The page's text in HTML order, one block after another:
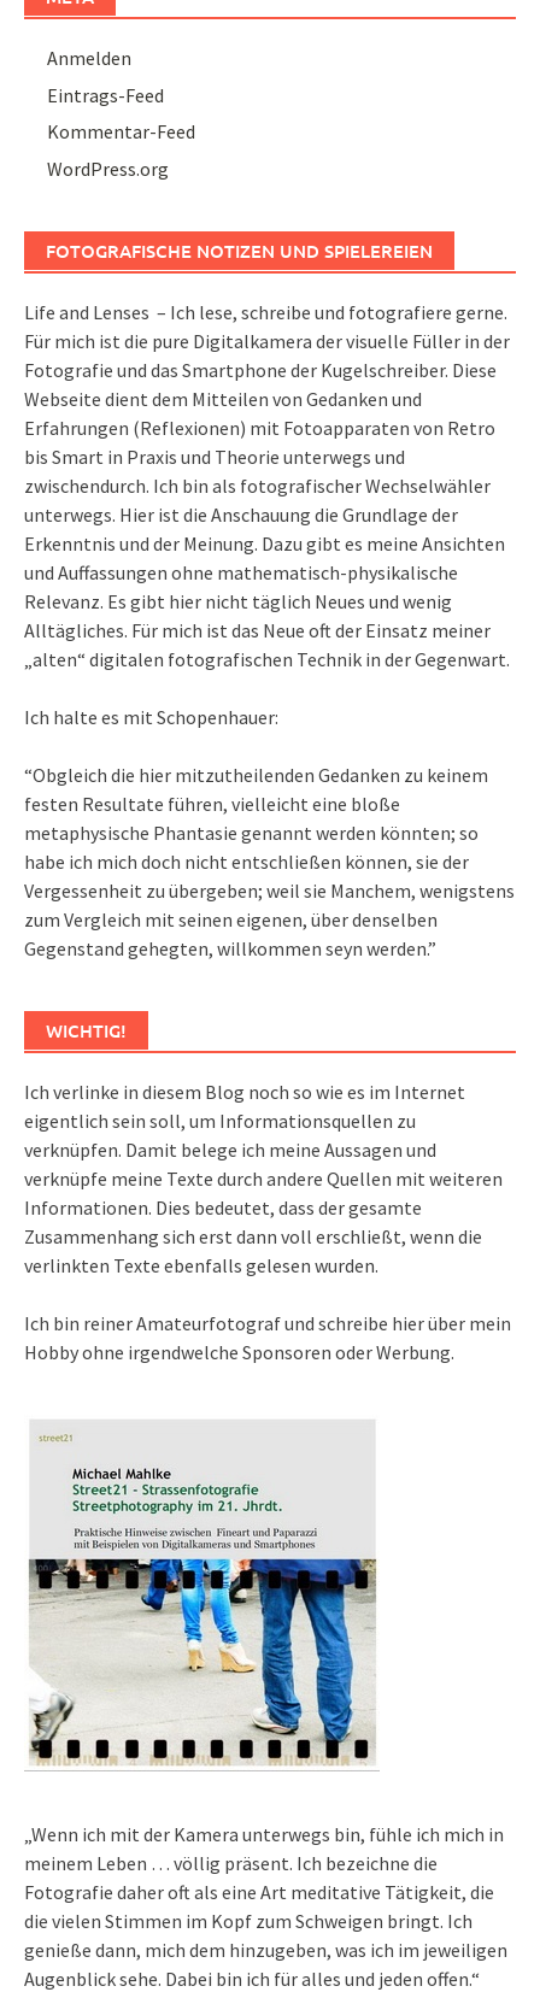
Anmelden
Eintrags-Feed
Kommentar-Feed
WordPress.org
FOTOGRAFISCHE NOTIZEN UND SPIELEREIEN
Life and Lenses – Ich lese, schreibe und fotografiere gerne.
Für mich ist die pure Digitalkamera der visuelle Füller in der
Fotografie und das Smartphone der Kugelschreiber. Diese
Webseite dient dem Mitteilen von Gedanken und
Erfahrungen (Reflexionen) mit Fotoapparaten von Retro
bis Smart in Praxis und Theorie unterwegs und
zwischendurch. Ich bin als fotografischer Wechselwähler
unterwegs. Hier ist die Anschauung die Grundlage der
Erkenntnis und der Meinung. Dazu gibt es meine Ansichten
und Auffassungen ohne mathematisch-physikalische
Relevanz. Es gibt hier nicht täglich Neues und wenig
Alltägliches. Für mich ist das Neue oft der Einsatz meiner
„alten“ digitalen fotografischen Technik in der Gegenwart.
Ich halte es mit Schopenhauer:
“Obgleich die hier mitzutheilenden Gedanken zu keinem
festen Resultate führen, vielleicht eine bloße
metaphysische Phantasie genannt werden könnten; so
habe ich mich doch nicht entschließen können, sie der
Vergessenheit zu übergeben; weil sie Manchem, wenigstens
zum Vergleich mit seinen eigenen, über denselben
Gegenstand gehegten, willkommen seyn werden.”
WICHTIG!
Ich verlinke in diesem Blog noch so wie es im Internet
eigentlich sein soll, um Informationsquellen zu
verknüpfen. Damit belege ich meine Aussagen und
verknüpfe meine Texte durch andere Quellen mit weiteren
Informationen. Dies bedeutet, dass der gesamte
Zusammenhang sich erst dann voll erschließt, wenn die
verlinkten Texte ebenfalls gelesen wurden.
Ich bin reiner Amateurfotograf und schreibe hier über mein
Hobby ohne irgendwelche Sponsoren oder Werbung.
„Wenn ich mit der Kamera unterwegs bin, fühle ich mich in
meinem Leben … völlig präsent. Ich bezeichne die
Fotografie daher oft als eine Art meditative Tätigkeit, die
die vielen Stimmen im Kopf zum Schweigen bringt. Ich
genieße dann, mich dem hinzugeben, was ich im jeweiligen
Augenblick sehe. Dabei bin ich für alles und jeden offen.“